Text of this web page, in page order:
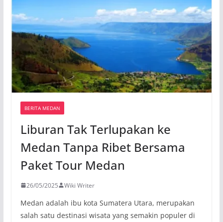
BERITA MEDAN
Liburan Tak Terlupakan ke
Medan Tanpa Ribet Bersama
Paket Tour Medan
26/05/2025 Wiki Writer
Medan adalah ibu kota Sumatera Utara, merupakan
salah satu destinasi wisata yang semakin populer di